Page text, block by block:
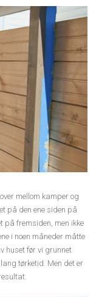
mellom kamper og
på den ene siden på
på fremsiden, men ikke
i noen måneder måtte
huset før vi grunnet
tørketid. Men det er